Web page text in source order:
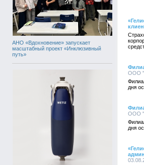
АНО «Вдохновение» запускает
масштабный проект «Инклюзивный
путь»
ООО
дня
ООО
дня